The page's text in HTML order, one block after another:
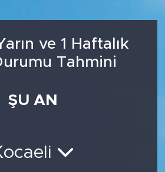
ve 1 Haftalık
Tahmini
ŞU AN